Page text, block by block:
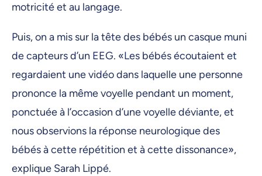
motricité et au langage.
Puis, on a mis sur la tête des bébés un casque muni
de capteurs d’un EEG. «Les bébés écoutaient et
regardaient une vidéo dans laquelle une personne
prononce la même voyelle pendant un moment,
ponctuée à l’occasion d’une voyelle déviante, et
nous observions la réponse neurologique des
bébés à cette répétition et à cette dissonance»,
explique Sarah Lippé.